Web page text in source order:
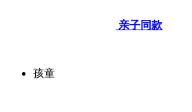
亲子同款
孩童